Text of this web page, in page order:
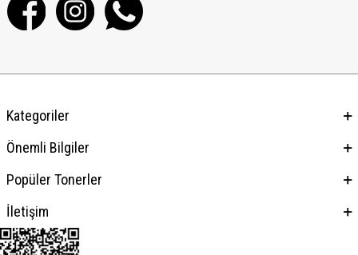
Kategoriler
Önemli Bilgiler
Popüler Tonerler
İletişim